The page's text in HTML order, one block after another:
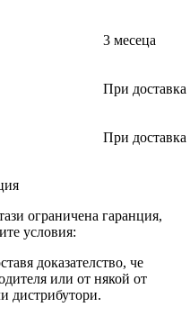
3 месеца
При доставка
При доставка
ограничена гаранция,
условия:
доказателство, че
или от някой от
дистрибутори.